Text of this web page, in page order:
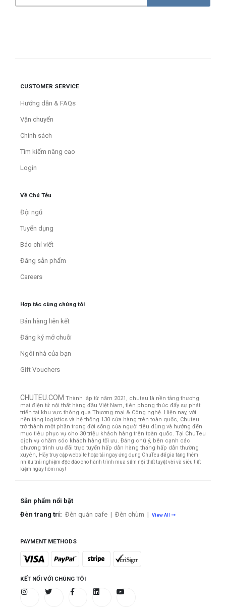
CUSTOMER SERVICE
Hướng dẫn & FAQs
Vận chuyển
Chính sách
Tìm kiếm nâng cao
Login
Về Chú Tễu
Đội ngũ
Tuyển dụng
Báo chí viết
Đăng sản phẩm
Careers
Hợp tác cùng chúng tôi
Bán hàng liên kết
Đăng ký mở chuỗi
Ngôi nhà của bạn
Gift Vouchers
CHUTEU.COM Thành lập từ năm 2021, chuteu là nền tảng thương
mại điện tử nội thất hàng đầu Việt Nam, tiên phong thúc đẩy sự phát
triển tại khu vực thông qua Thương mại & Công nghệ. Hiện nay, với
nền tảng logistics và hệ thống 130 cửa hàng trên toàn quốc, Chuteu
trở thành một phần trong đời sống của người tiêu dùng và hướng đến
mục tiêu phục vụ cho 30 triệu khách hàng trên toàn quốc. Tại ChuTeu
dịch vụ chăm sóc khách hàng tối ưu. Đáng chú ý, bên cạnh các
chương trình ưu đãi trực tuyến hấp dẫn hàng tháng hấp dẫn thường
xuyên,
Hãy truy cập website hoặc tải ngay ứng dụng ChuTeu để gia tăng thêm
nhiều trải nghiệm độc đáo cho hành trình mua sắm nội thất tuyệt vời và siêu tiết
kiệm ngay hôm nay!
Sản phẩm nổi bật
Đèn trang trí: Đèn quán cafe | Đèn chùm | View All
PAYMENT METHODS
KẾT NỐI VỚI CHÚNG TÔI